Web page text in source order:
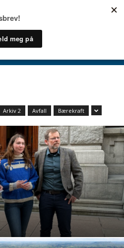
Arkiv 2 Avfall Bærekraft